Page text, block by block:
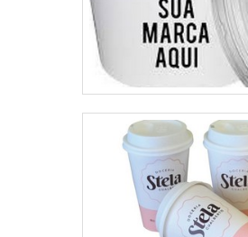
garantem o sucesso
cliente de ponta a ponta.
empresa oferece,
fundo estrela tamanho
GG e suporte de
bancada com ótima
segurança.Com o
trazer a satisfação a
clientes, a empresa
seu melhor
conquistar a confiança
um. Tudo isso só é
através do